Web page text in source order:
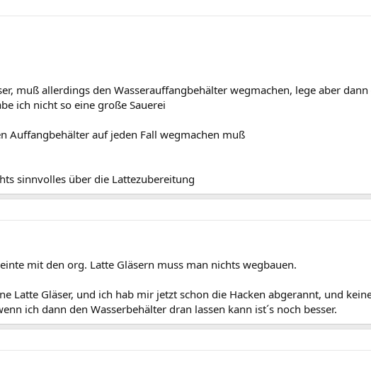
muß allerdings den Wasserauffangbehälter wegmachen, lege aber dann
ich nicht so eine große Sauerei
Auffangbehälter auf jeden Fall wegmachen muß
sinnvolles über die Lattezubereitung
mit den org. Latte Gläsern muss man nichts wegbauen.
Latte Gläser, und ich hab mir jetzt schon die Hacken abgerannt, und
ich dann den Wasserbehälter dran lassen kann ist´s noch besser.